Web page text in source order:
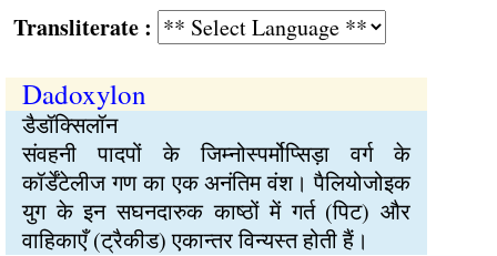
:
Dadoxylon
डैडॉक्सिलॉन
संवहनी पादपों के जिम्नोस्पर्मोप्सिड़ा वर्ग के
कॉर्डेंटेलीज गण का एक अनंतिम वंश। पैलियोजोइक
युग के इन सघनदारुक काष्ठों में गर्त (पिट) और
वाहिकाएँ (ट्रैकीड) एकान्तर विन्यस्त होती हैं।